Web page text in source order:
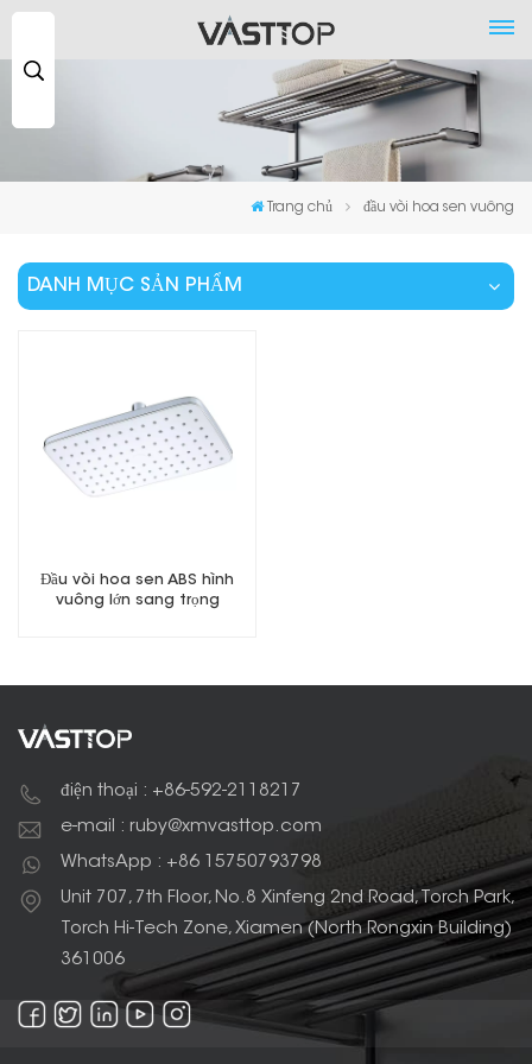
Trang chủ đầu vòi hoa sen vuông
DANH MỤC SẢN PHẨM
Đầu vòi hoa sen ABS hình
vuông lớn sang trọng
điện thoại : +86-592-2118217
e-mail : ruby@xmvasttop.com
WhatsApp : +86 15750793798
Unit 707, 7th Floor, No.8 Xinfeng 2nd Road, Torch Park,
Torch Hi-Tech Zone, Xiamen (North Rongxin Building)
361006